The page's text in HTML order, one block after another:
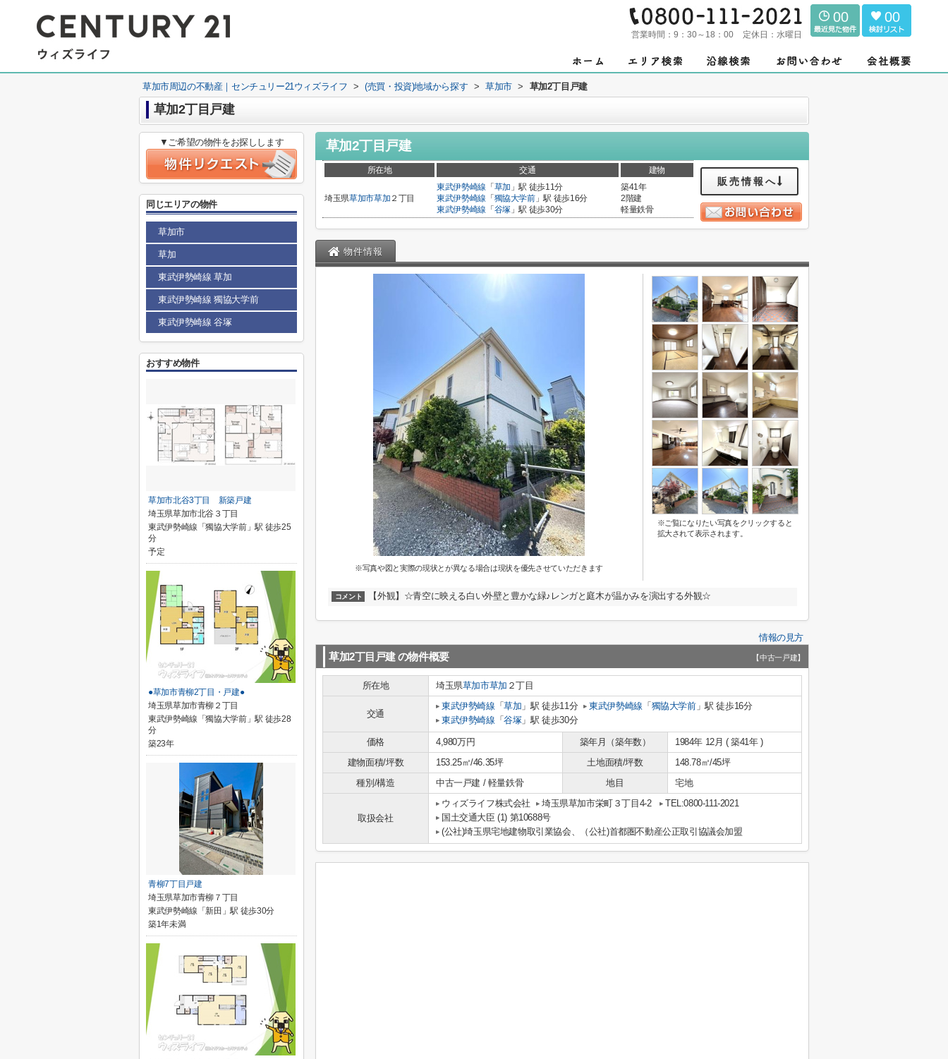
営業時間： 9：30～18：00 定休日： 水曜日
00 00
草加市周辺の不動産｜センチュリー21ウィズライフ > (売買・投資)地域から探す > 草加市 > 草加2丁目戸建
草加2丁目戸建
草加2丁目戸建
所在地 交通 建物
埼玉県草加市草加 ２丁目
東武伊勢崎線 「 草加 」駅 徒歩11分
東武伊勢崎線 「 獨協大学前」駅 徒歩16分
東武伊勢崎線 「 谷塚」駅 徒歩30分
築41年
2階建
軽量鉄骨
販売情報へ
物件情報
※写真や図と実際の現状とが異なる場合は現状を優先させていただきます
※ご覧になりたい写真をクリックすると
拡大されて表示されます。
コメント 【外観】☆青空に映える白い外壁と豊かな緑♪レンガと庭木が温かみを演出する外観☆
情報の見方
草加2丁目戸建の物件概要 【中古一戸建】
所在地 埼玉県草加市草加 ２丁目
交通
東武伊勢崎線 「草加 」駅 徒歩11分 東武伊勢崎線 「 獨協大学前」駅 徒歩16分
東武伊勢崎線 「谷塚」駅 徒歩30分
価格 4,980万円 築年月（築年数）
1984年 12月 ( 築41年 )
建物面積/坪数
153.25㎡/46.35坪 土地面積/坪数
148.78㎡/45坪
種別/構造
中古一戸建 / 軽量鉄骨 地目 宅地
取扱会社
ウィズライフ株式会社 埼玉県草加市栄町３丁目4-2
TEL:0800-111-2021
国土交通大臣 (1) 第10688号
(公社)埼玉県宅地建物取引業協会、（公社)首都圏不動産公正取引協議会加盟
▼ご希望の物件をお探しします
同じエリアの物件
草加市
草加
東武伊勢崎線 草加
東武伊勢崎線 獨協大学前
東武伊勢崎線 谷塚
おすすめ物件
草加市北谷3丁目 新築戸建
埼玉県草加市北谷３丁目
東武伊勢崎線「獨協大学前」駅 徒歩25
分
予定
●草加市青柳2丁目・戸建●
埼玉県草加市青柳２丁目
東武伊勢崎線「獨協大学前」駅 徒歩28
分
築23年
青柳7丁目戸建
埼玉県草加市青柳７丁目
東武伊勢崎線「新田」駅 徒歩30分
築1年未満